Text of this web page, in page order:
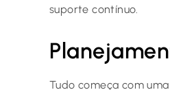
suporte contínuo.
Tudo começa com